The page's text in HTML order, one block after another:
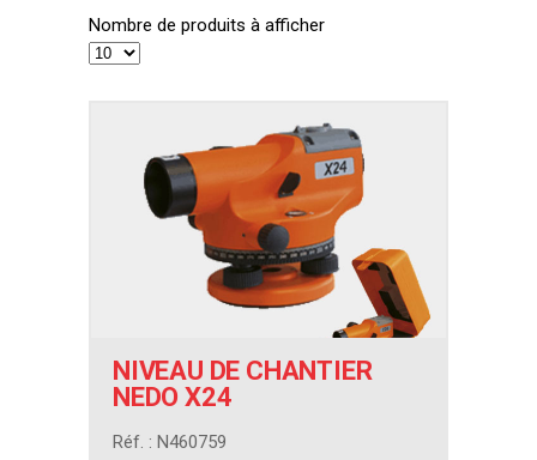
Nombre de produits à afficher
NIVEAU DE CHANTIER
NEDO X24
Réf. : N460759